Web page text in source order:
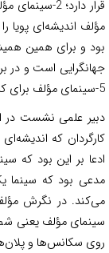
اندیشه‌‌ای پویا را
است و در
علمی نشست در
که اندیشه‌‌ای
بر این بود که
بود که سینما
در نگرش مؤلف،
مؤلف یعنی شما
سکانس‌ها و پلان‌ها